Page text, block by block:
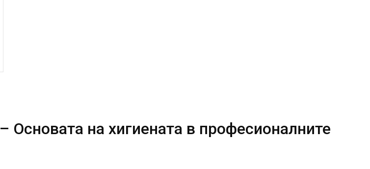
– Основата на хигиената в професионалните